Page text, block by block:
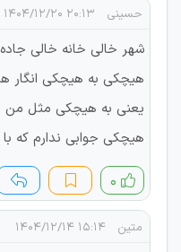
حسینی ۲۰:۱۳ ۱۴۰۴/۱۲/۲۰
شهر خالی خانه خالی
هیچکی به هیچکی انگار
یعنی به هیچکی مثل من
هیچکی جوابی ندارم که
۰
متین ۱۵:۱۴ ۱۴۰۴/۱۲/۱۴